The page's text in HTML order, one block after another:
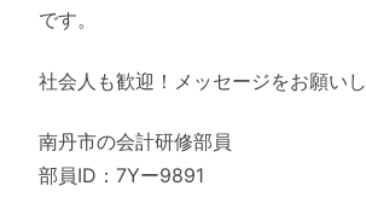
です。
社会人も歓迎！メッセージをお願いし
南丹市の会計研修部員
部員ID：7Yー9891